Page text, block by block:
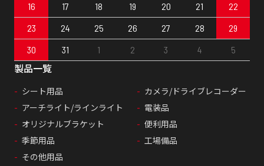
製品一覧
シート用品
カメラ/ドライブレコーダー
アーチライト/ラインライト
電装品
オリジナルブラケット
便利用品
季節用品
工場備品
その他用品
16
17 18 19 20 21
22
23
24 25 26 27 28
29
30
31 1 2 3 4 5